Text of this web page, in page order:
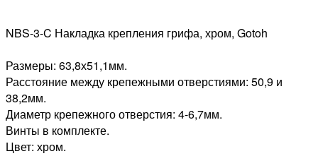
NBS-3-C Накладка крепления грифа, хром, Gotoh
Размеры: 63,8х51,1мм.
Расстояние между крепежными отверстиями: 50,9 и
38,2мм.
Диаметр крепежного отверстия: 4-6,7мм.
Винты в комплекте.
Цвет: хром.